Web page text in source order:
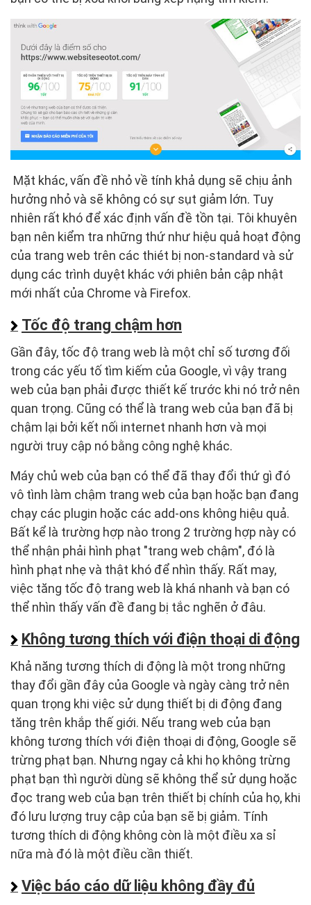
Mặt khác, vấn đề nhỏ về tính khả dụng sẽ chịu ảnh
hưởng nhỏ và sẽ không có sự sụt giảm lớn. Tuy
nhiên rất khó để xác định vấn đề tồn tại. Tôi khuyên
bạn nên kiểm tra những thứ như hiệu quả hoạt động
của trang web trên các thiét bị non-standard và sử
dụng các trình duyệt khác với phiên bản cập nhật
mới nhất của Chrome và Firefox.
Tốc độ trang chậm hơn
Gần đây, tốc độ trang web là một chỉ số tương đối
trong các yếu tố tìm kiếm của Google, vì vậy trang
web của bạn phải được thiết kế trước khi nó trở nên
quan trọng. Cũng có thể là trang web của bạn đã bị
chậm lại bởi kết nối internet nhanh hơn và mọi
người truy cập nó bằng công nghệ khác.
Máy chủ web của bạn có thể đã thay đổi thứ gì đó
vô tình làm chậm trang web của bạn hoặc bạn đang
chạy các plugin hoặc các add-ons không hiệu quả.
Bất kể là trường hợp nào trong 2 trường hợp này có
thể nhận phải hình phạt "trang web chậm", đó là
hình phạt nhẹ và thật khó để nhìn thấy. Rất may,
việc tăng tốc độ trang web là khá nhanh và bạn có
thể nhìn thấy vấn đề đang bị tắc nghẽn ở đâu.
Không tương thích với điện thoại di động
Khả năng tương thích di động là một trong những
thay đổi gần đây của Google và ngày càng trở nên
quan trọng khi việc sử dụng thiết bị di động đang
tăng trên khắp thế giới. Nếu trang web của bạn
không tương thích với điện thoại di động, Google sẽ
trừng phạt bạn. Nhưng ngay cả khi họ không trừng
phạt bạn thì người dùng sẽ không thể sử dụng hoặc
đọc trang web của bạn trên thiết bị chính của họ, khi
đó lưu lượng truy cập của bạn sẽ bị giảm. Tính
tương thích di động không còn là một điều xa sỉ
nữa mà đó là một điều cần thiết.
Việc báo cáo dữ liệu không đầy đủ